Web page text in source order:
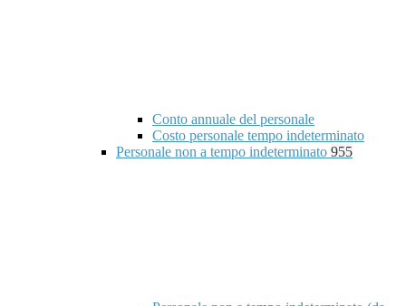
Conto annuale del personale
Costo personale tempo indeterminato
Personale non a tempo indeterminato 955